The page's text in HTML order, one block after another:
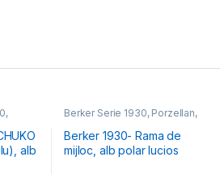
alb
Berker Serie 1930, Porzellan,
Berker 1930- Rama de
mijloc, alb polar lucios